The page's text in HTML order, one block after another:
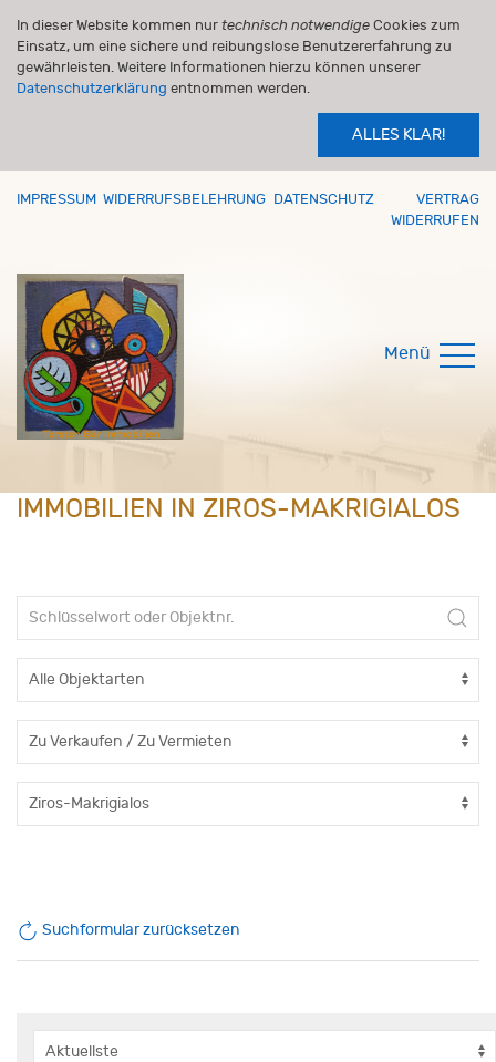
In dieser Website kommen nur technisch notwendige Cookies zum
Einsatz, um eine sichere und reibungslose Benutzererfahrung zu
gewährleisten. Weitere Informationen hierzu können unserer
Datenschutzerklärung entnommen werden.
ALLES KLAR!
IMPRESSUM WIDERRUFSBELEHRUNG DATENSCHUTZ
VERTRAG
WIDERRUFEN
Menü
IMMOBILIEN IN ZIROS-MAKRIGIALOS
Suchformular zurücksetzen